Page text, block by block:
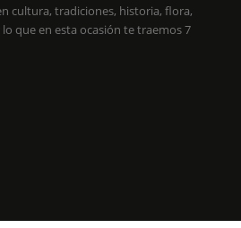
cultura, tradiciones, historia, flora,
que en esta ocasión te traemos 7